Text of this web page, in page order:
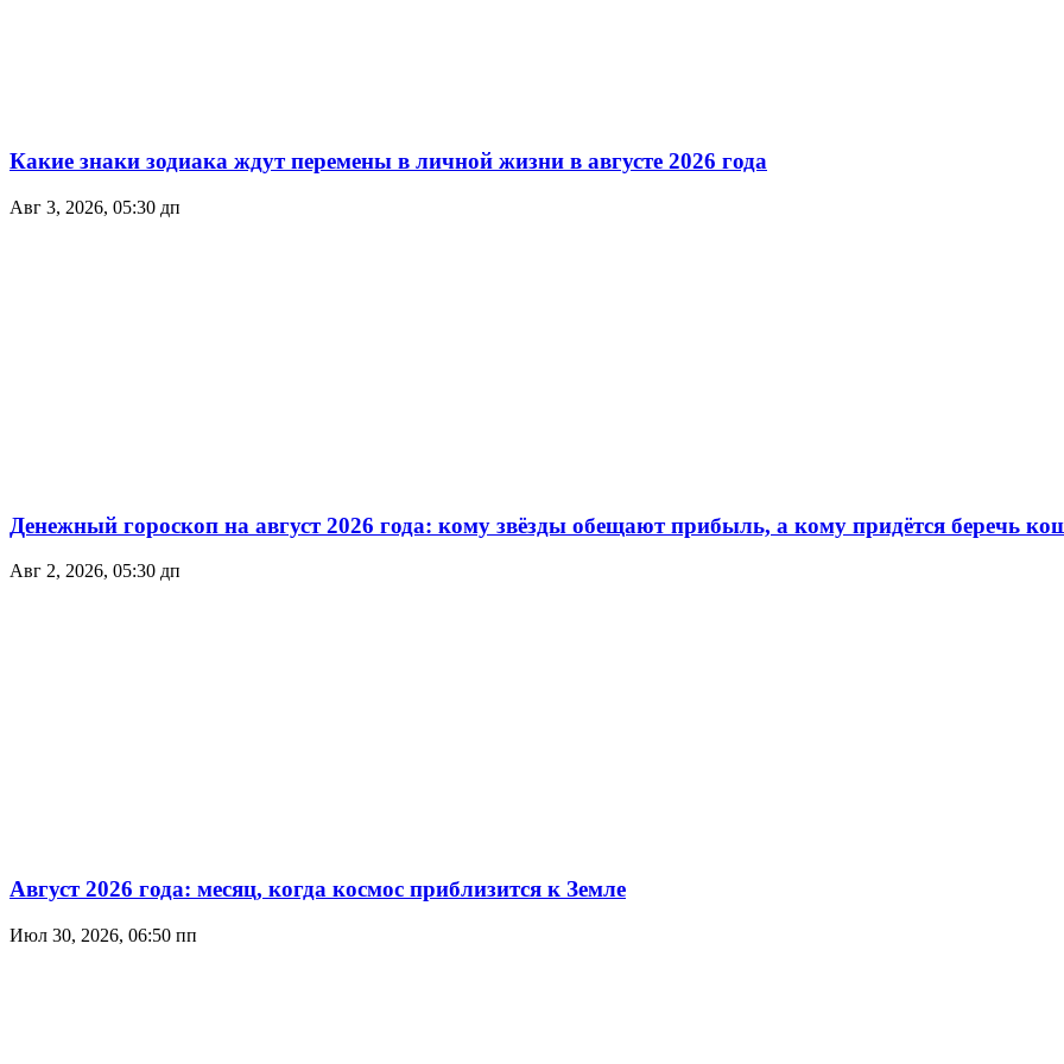
Какие знаки зодиака ждут перемены в личной жизни в августе 2026 года
Авг 3, 2026, 05:30 дп
Денежный гороскоп на август 2026 года: кому звёзды обещают прибыль, а кому придётся беречь
Авг 2, 2026, 05:30 дп
Август 2026 года: месяц, когда космос приблизится к Земле
Июл 30, 2026, 06:50 пп